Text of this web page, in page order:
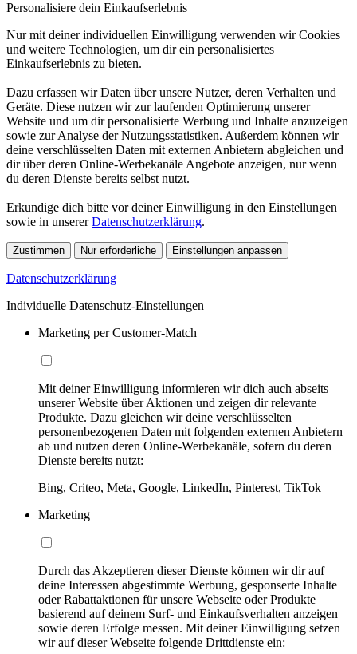
Personalisiere dein Einkaufserlebnis
Nur mit deiner individuellen Einwilligung verwenden wir Cookies
und weitere Technologien, um dir ein personalisiertes
Einkaufserlebnis zu bieten.
Dazu erfassen wir Daten über unsere Nutzer, deren Verhalten und
Geräte. Diese nutzen wir zur laufenden Optimierung unserer
Website und um dir personalisierte Werbung und Inhalte anzuzeigen
sowie zur Analyse der Nutzungsstatistiken. Außerdem können wir
deine verschlüsselten Daten mit externen Anbietern abgleichen und
dir über deren Online-Werbekanäle Angebote anzeigen, nur wenn
du deren Dienste bereits selbst nutzt.
Erkundige dich bitte vor deiner Einwilligung in den Einstellungen
sowie in unsererDatenschutzerklärung.
Zustimmen Nur erforderliche Einstellungen anpassen
Datenschutzerklärung
Individuelle Datenschutz-Einstellungen
Marketing per Customer-Match
Mit deiner Einwilligung informieren wir dich auch abseits
unserer Website über Aktionen und zeigen dir relevante
Produkte. Dazu gleichen wir deine verschlüsselten
personenbezogenen Daten mit folgenden externen Anbietern
ab und nutzen deren Online-Werbekanäle, sofern du deren
Dienste bereits nutzt:
Bing, Criteo, Meta, Google, LinkedIn, Pinterest, TikTok
Marketing
Durch das Akzeptieren dieser Dienste können wir dir auf
deine Interessen abgestimmte Werbung, gesponserte Inhalte
oder Rabattaktionen für unsere Webseite oder Produkte
basierend auf deinem Surf- und Einkaufsverhalten anzeigen
sowie deren Erfolge messen. Mit deiner Einwilligung setzen
wir auf dieser Webseite folgende Drittdienste ein: